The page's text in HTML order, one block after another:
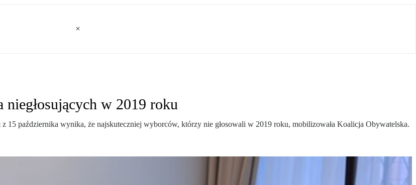
w 2019 roku
15 października wynika, że najskuteczniej wyborców, którzy nie głosowali w 2019 roku, mobilizowała Koalicja Obywatelska.